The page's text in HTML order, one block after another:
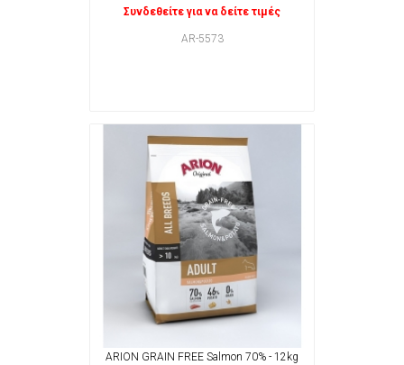
Συνδεθείτε για να δείτε τιμές
AR-5573
ARION GRAIN FREE Salmon 70% - 12kg